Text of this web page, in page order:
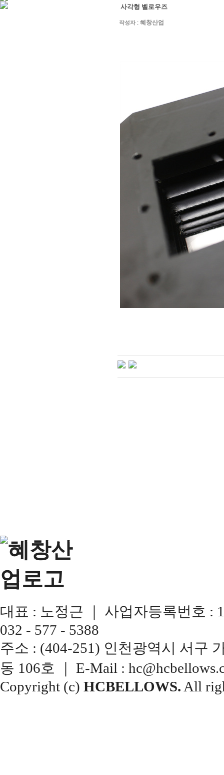
사각형 벨로우즈
작성자 : 혜창산업
대표 : 노정근 ｜ 사업자등록번호 :
032 - 577 - 5388
주소 : (404-251) 인천광역시 서구
동 106호 ｜ E-Mail :
Copyright (c) HCBELLOWS. All